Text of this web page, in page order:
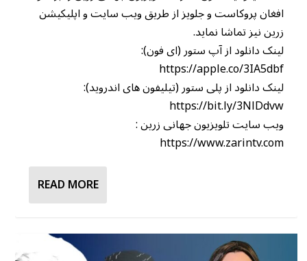
افغان پروکاست و جلویز از طریق ویب سایت و اپلیکیشن
زرین نیز تماشا نماید.
لینک دانلود از آپ ستور (ای فون):
https://apple.co/3IA5dbf
لینک دانلود از پلی ستور (تیلیفون های اندروید):
https://bit.ly/3NlDdvw
ویب سایت تلویزیون جهانی زرین :
https://www.zarintv.com
READ MORE